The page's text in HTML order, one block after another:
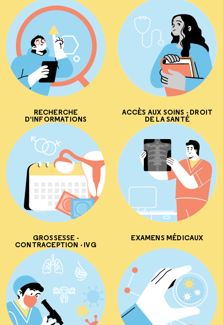
RECHERCHE
D'INFORMATIONS
ACCÈS AUX SOINS - DROIT
DE LA SANTÉ
GROSSESSE -
CONTRACEPTION - IVG
EXAMENS MÉDICAUX